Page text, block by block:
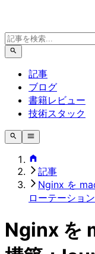
記事
ブログ
書籍レビュー
技術スタック
記事
Nginx を
ローテーショ
Nginx を